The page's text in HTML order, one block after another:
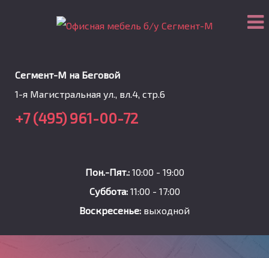
Сегмент-М на Беговой
1-я Магистральная ул., вл.4, стр.6
+7 (495) 961-00-72
Пон.-Пят.: 10:00 - 19:00
Суббота:11:00 - 17:00
Воскресенье: выходной